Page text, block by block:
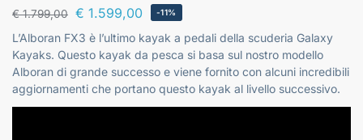
€1.799,00 € 1.599,00 -11%
L’Alboran FX3 è l’ultimo kayak a pedali della scuderia Galaxy
Kayaks. Questo kayak da pesca si basa sul nostro modello
Alboran di grande successo e viene fornito con alcuni incredibili
aggiornamenti che portano questo kayak al livello successivo.